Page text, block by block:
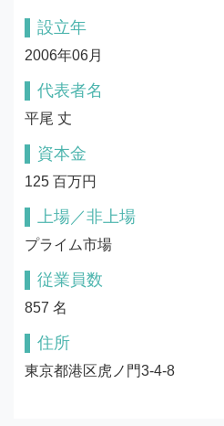
設立年
2006年06月
代表者名
平尾 丈
資本金
125 百万円
上場／非上場
プライム市場
従業員数
857 名
住所
東京都港区虎ノ門3-4-8